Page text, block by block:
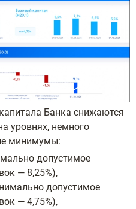
Банка снижаются
уровнях, немного
минимумы:
допустимое
— 8,25%),
допустимое
— 4,75%),